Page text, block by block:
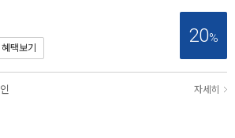
20%
혜택보기
자세히